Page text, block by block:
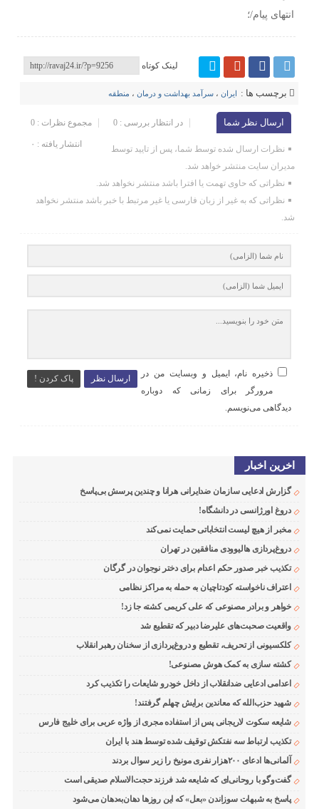
انتهای پیام/؛
لینک کوتاه
برچسب ها : ایران ،سرآمد بهداشت و درمان ، منطقه
ارسال نظر شما مجموع نظرات : 0 در انتظار بررسی : 0
انتشار یافته : ۰
نظرات ارسال شده توسط شما، پس از تایید توسط
مدیران سایت منتشر خواهد شد.
نظراتی که حاوی تهمت یا افترا باشد منتشر نخواهد شد.
نظراتی که به غیر از زبان فارسی یا غیر مرتبط با خبر باشد منتشر نخواهد
شد.
ارسال نظر پاک کردن !
ذخیره نام، ایمیل و وبسایت من در
مرورگر برای زمانی که دوباره
دیدگاهی می‌نویسم.
اخرین اخبار
گزارش ادعایی سازمان ضدایرانی هرانا و چندین پرسش بی‌پاسخ
دروغ اورژانسی در دانشگاه!
مخبر از هیچ لیست انتخاباتی حمایت نمی‌کند
دروغ‌پردازی هالیوودی منافقین در تهران
تکذیب خبر صدور حکم اعدام برای دختر نوجوان در گرگان
اعتراف ناخواسته کودتاچیان به حمله به مراکز نظامی
خواهر و برادر مصنوعی که علی کریمی کشته جا زد!
واقعیت صحبت‌های علیرضا دبیر که تقطیع شد
کلکسیونی از تحریف، تقطیع و دروغ‌پردازی از سخنان رهبر انقلاب
کشته سازی به کمک هوش مصنوعی!
اعدامی ادعایی ضدانقلاب از داخل خودرو شایعات را تکذیب کرد
شهید حزب‌الله که معاندین برایش چهلم گرفتند!
شایعه سکوت لاریجانی پس از استفاده مجری از واژه عربی برای خلیج فارس
تکذیب ارتباط سه نفتکش توقیف شده توسط هند با ایران
آلمانی‌ها ادعای ۲۰۰هزار نفری مونیخ را زیر سوال بردند
گفت‌وگو با روحانی‌ای که شایعه شد فرزند حجت‌الاسلام صدیقی است
پاسخ به شبهات سوزاندن «بعل» که این روزها دهان‌به‌دهان می‌شود